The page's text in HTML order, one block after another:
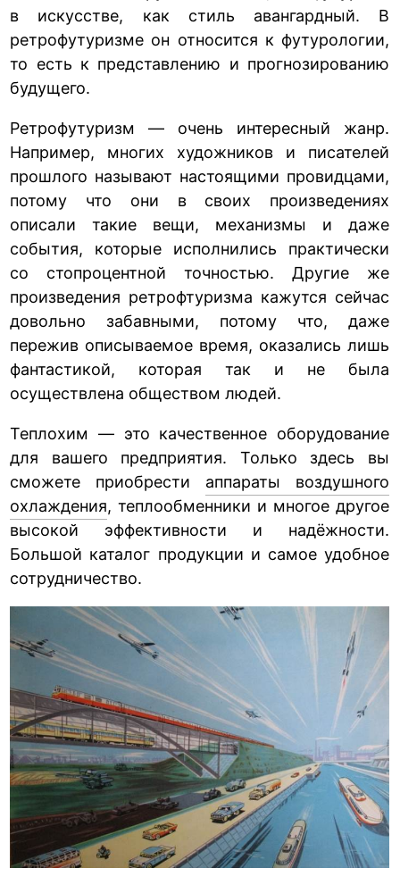
в искусстве, как стиль авангардный. В
ретрофутуризме он относится к футурологии,
то есть к представлению и прогнозированию
будущего.
Ретрофутуризм — очень интересный жанр.
Например, многих художников и писателей
прошлого называют настоящими провидцами,
потому что они в своих произведениях
описали такие вещи, механизмы и даже
события, которые исполнились практически
со стопроцентной точностью. Другие же
произведения ретрофтуризма кажутся сейчас
довольно забавными, потому что, даже
пережив описываемое время, оказались лишь
фантастикой, которая так и не была
осуществлена обществом людей.
Теплохим — это качественное оборудование
для вашего предприятия. Только здесь вы
сможете приобрести аппараты воздушного
охлаждения, теплообменники и многое другое
высокой эффективности и надёжности.
Большой каталог продукции и самое удобное
сотрудничество.